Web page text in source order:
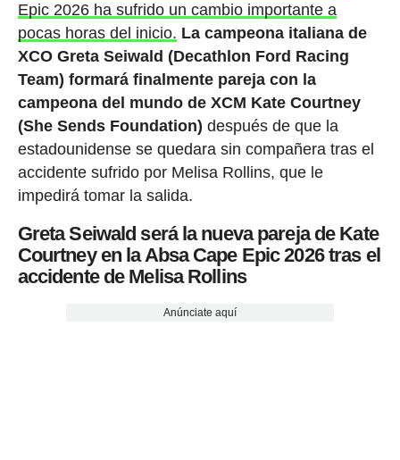
Epic 2026 ha sufrido un cambio importante a
pocas horas del inicio. La campeona italiana de
XCO Greta Seiwald (Decathlon Ford Racing
Team) formará finalmente pareja con la
campeona del mundo de XCM Kate Courtney
(She Sends Foundation) después de que la
estadounidense se quedara sin compañera tras el
accidente sufrido por Melisa Rollins, que le
impedirá tomar la salida.
Greta Seiwald será la nueva pareja de Kate
Courtney en la Absa Cape Epic 2026 tras el
accidente de Melisa Rollins
Anúnciate aquí